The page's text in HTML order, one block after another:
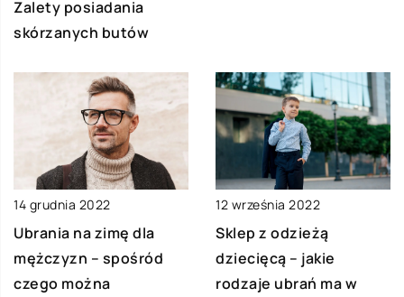
Zalety posiadania
skórzanych butów
14 grudnia 2022
Ubrania na zimę dla
mężczyzn – spośród
czego można
12 września 2022
Sklep z odzieżą
dziecięcą – jakie
rodzaje ubrań ma w